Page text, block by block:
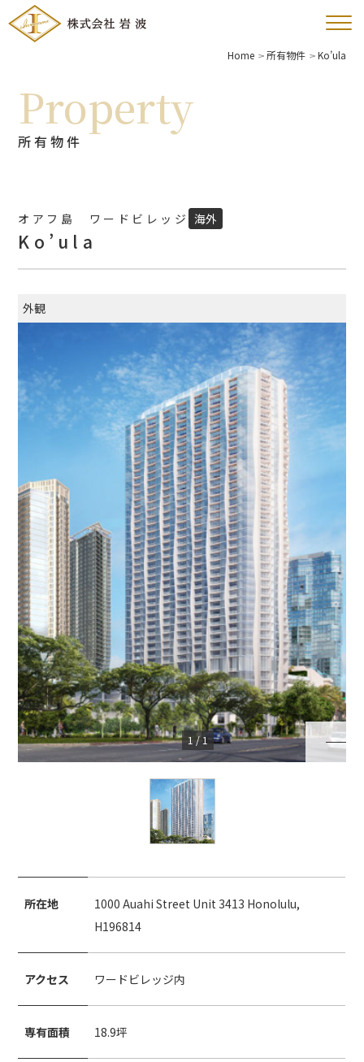
Home 所有物件 Ko’ula
Property
所有物件
Ko’ula
オアフ島 ワードビレッジ 海外
所在地
1000 Auahi Street Unit 3413 Honolulu,
H196814
アクセス ワードビレッジ内
専有面積 18.9坪
外観
1 /1